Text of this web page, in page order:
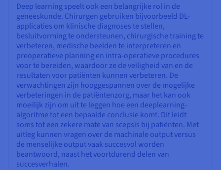
Deep learning speelt ook een belangrijke rol in de
geneeskunde. Chirurgen gebruiken bijvoorbeeld DL-
applicaties om klinische diagnoses te stellen,
besluitvorming te ondersteunen, chirurgische training te
verbeteren, medische beelden te interpreteren en
preoperatieve planning en intra-operatieve procedures
voor te bereiden, waardoor ze de veiligheid van en de
resultaten voor patiënten kunnen verbeteren. De
verwachtingen zijn hooggespannen over de mogelijke
verbeteringen in de patiëntenzorg, maar het kan ook
moeilijk zijn om uit te leggen hoe een deeplearning-
algoritme tot een bepaalde conclusie komt. Dit leidt
soms tot een zekere mate van scepsis bij patiënten. Met
uitleg kunnen vragen over de machinale output versus
de menselijke output vaak succesvol worden
beantwoord, naast het voortdurend delen van
succesverhalen.